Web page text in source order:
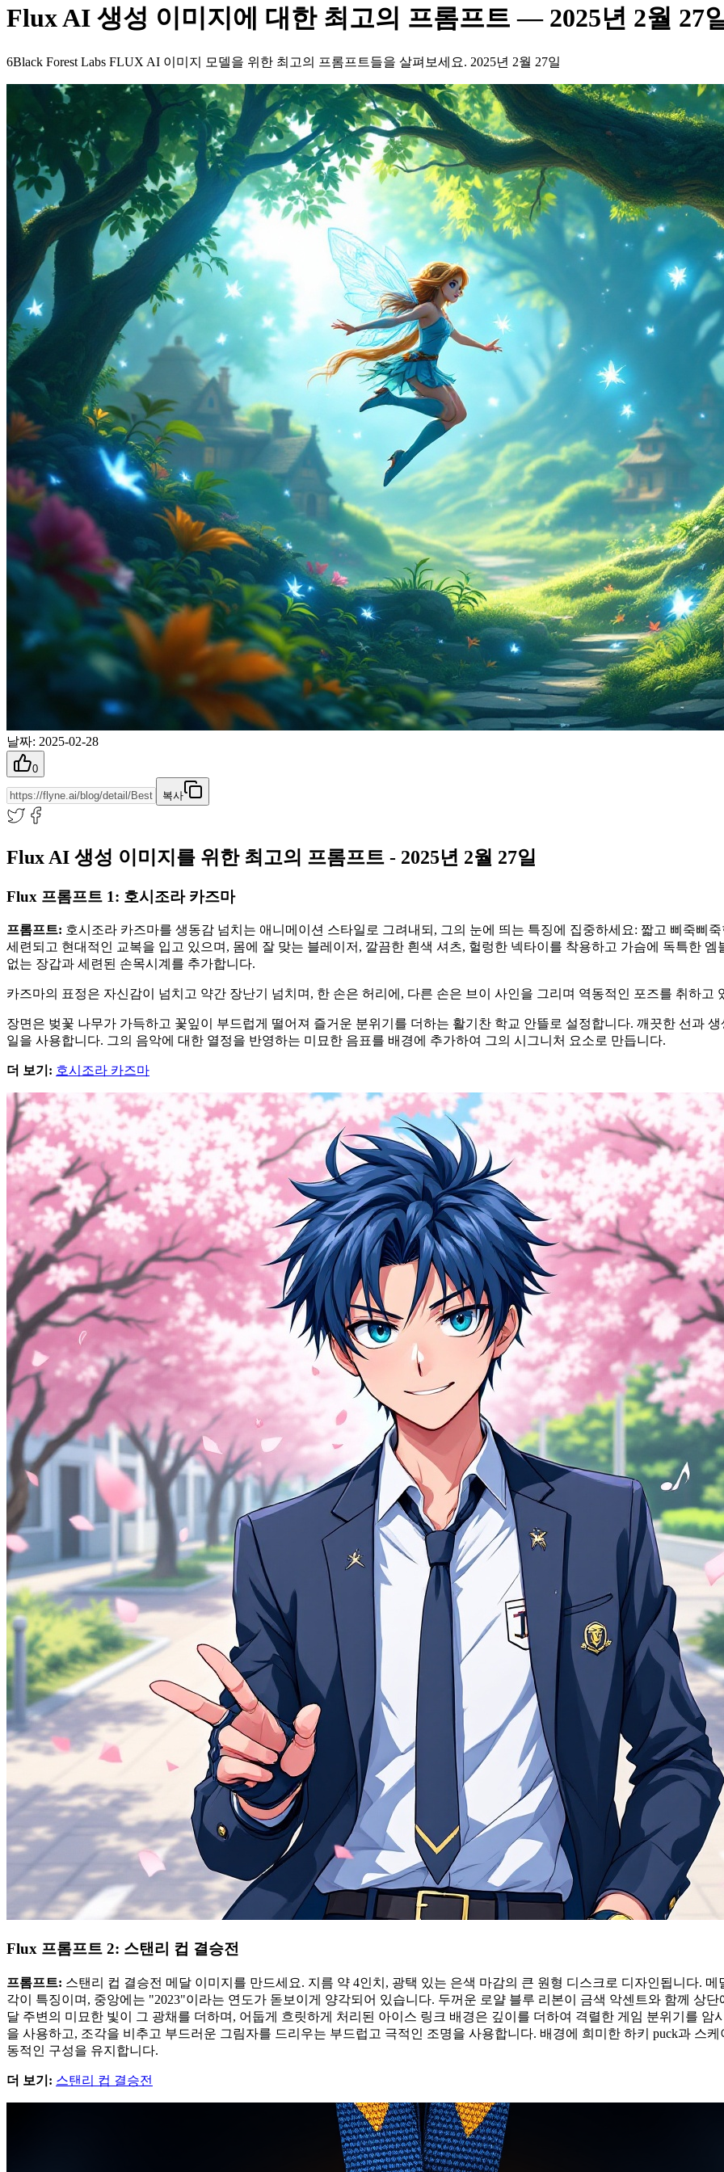
Flux AI 생성 이미지에 대한 최고의 프롬프트 — 2025년 2월 27
6Black Forest Labs FLUX AI 이미지 모델을 위한 최고의 프롬프트들을 살펴보세요. 2025년 2월 27일
날짜: 2025-02-28
0
복사
Flux AI 생성 이미지를 위한 최고의 프롬프트 - 2025년 2월 27일
Flux 프롬프트 1: 호시조라 카즈마
프롬프트: 호시조라 카즈마를 생동감 넘치는 애니메이션 스타일로 그려내되, 그의 눈에 띄는 특징에 집중하세요: 짧고 삐죽삐
세련되고 현대적인 교복을 입고 있으며, 몸에 잘 맞는 블레이저, 깔끔한 흰색 셔츠, 헐렁한 넥타이를 착용하고 가슴에 독특한
없는 장갑과 세련된 손목시계를 추가합니다.
카즈마의 표정은 자신감이 넘치고 약간 장난기 넘치며, 한 손은 허리에, 다른 손은 브이 사인을 그리며 역동적인 포즈를 취하고
장면은 벚꽃 나무가 가득하고 꽃잎이 부드럽게 떨어져 즐거운 분위기를 더하는 활기찬 학교 안뜰로 설정합니다. 깨끗한 선과
일을 사용합니다. 그의 음악에 대한 열정을 반영하는 미묘한 음표를 배경에 추가하여 그의 시그니처 요소로 만듭니다.
더 보기: 호시조라 카즈마
Flux 프롬프트 2: 스탠리 컵 결승전
프롬프트: 스탠리 컵 결승전 메달 이미지를 만드세요. 지름 약 4인치, 광택 있는 은색 마감의 큰 원형 디스크로 디자인됩니다.
각이 특징이며, 중앙에는 "2023"이라는 연도가 돋보이게 양각되어 있습니다. 두꺼운 로얄 블루 리본이 금색 악센트와 함께 상
달 주변의 미묘한 빛이 그 광채를 더하며, 어둡게 흐릿하게 처리된 아이스 링크 배경은 깊이를 더하여 격렬한 게임 분위기를
을 사용하고, 조각을 비추고 부드러운 그림자를 드리우는 부드럽고 극적인 조명을 사용합니다. 배경에 희미한 하키 puck과 스
동적인 구성을 유지합니다.
더 보기: 스탠리 컵 결승전